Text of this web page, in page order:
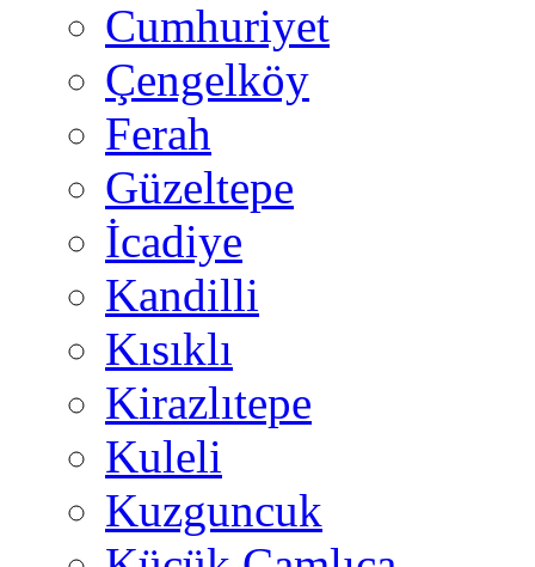
Cumhuriyet
Çengelköy
Ferah
Güzeltepe
İcadiye
Kandilli
Kısıklı
Kirazlıtepe
Kuleli
Kuzguncuk